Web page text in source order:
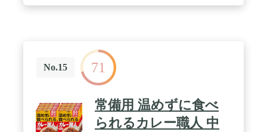
No.15 71
常備用 温めずに食べ
られるカレー職人 中